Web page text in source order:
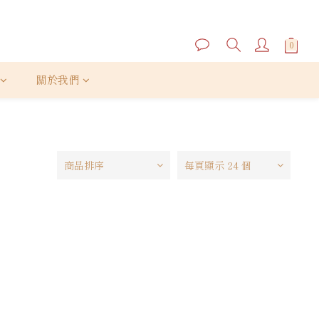
關於我們
商品排序 每頁顯示 24 個